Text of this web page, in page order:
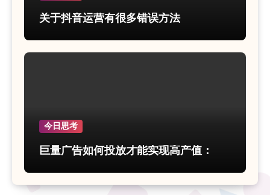
关于抖音运营有很多错误方法
今日思考
巨量广告如何投放才能实现高产值：